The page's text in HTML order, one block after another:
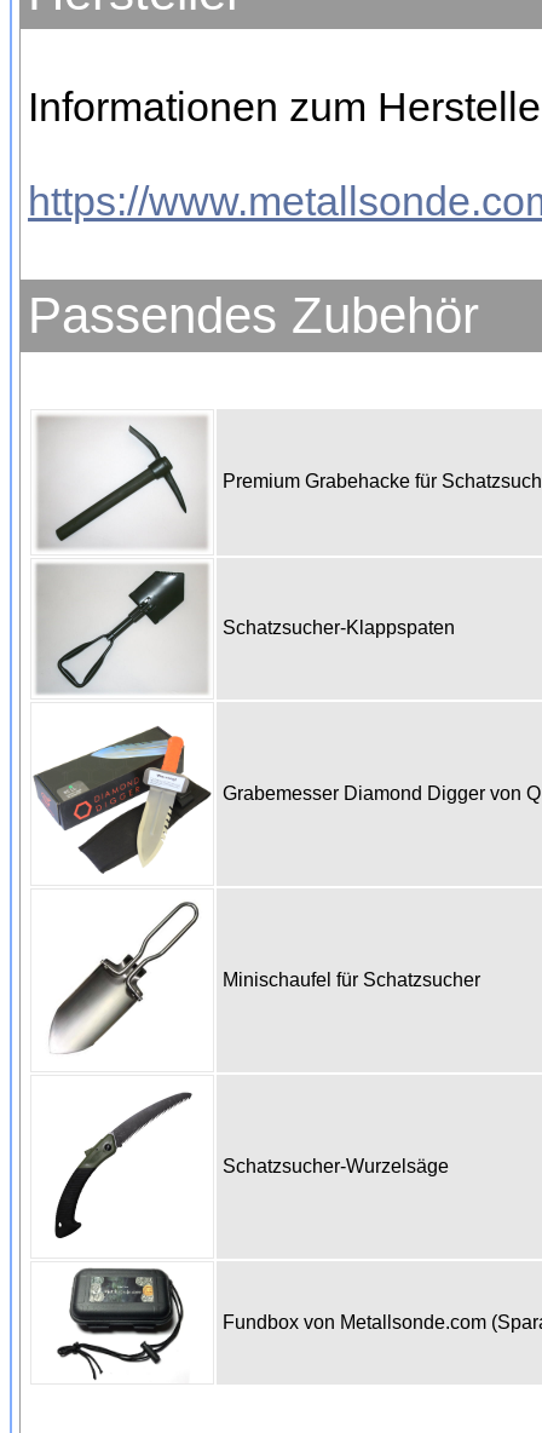
Informationen zum
https://
Passendes Zubehör
Premium Grabehacke für
Schatzsucher-Klappspaten
Grabemesser Diamond Digger von
Minischaufel für Schatzsucher
Schatzsucher-Wurzelsäge
Fundbox von Metallsonde.com